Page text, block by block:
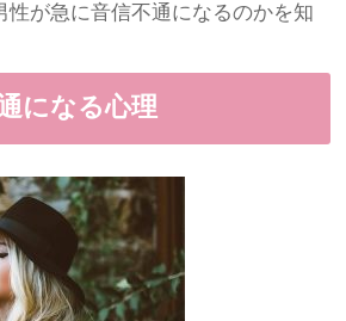
性が急に音信不通になるのかを知
通になる心理